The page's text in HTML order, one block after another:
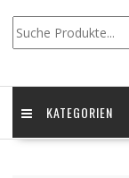
KATEGORIEN